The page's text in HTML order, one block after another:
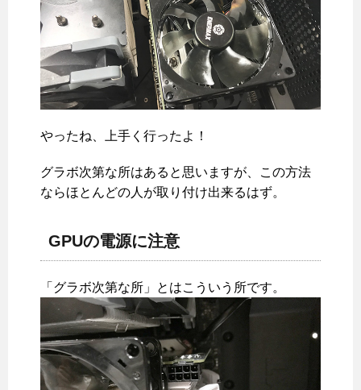
やったね、上手く行ったよ！
グラボ次第な所はあると思いますが、この方法
ならほとんどの人が取り付け出来るはず。
GPUの電源に注意
「グラボ次第な所」とはこういう所です。